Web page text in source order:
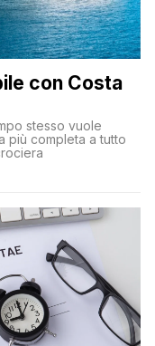
con Costa
stesso vuole
più completa a tutto